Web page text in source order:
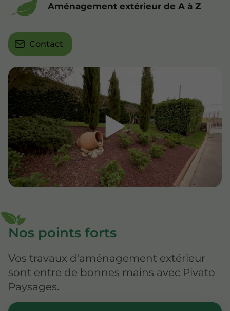
Aménagement extérieur de A à Z
Contact
▶
Nos points forts
Vos travaux d'aménagement extérieur
sont entre de bonnes mains avec Pivato
Paysages.